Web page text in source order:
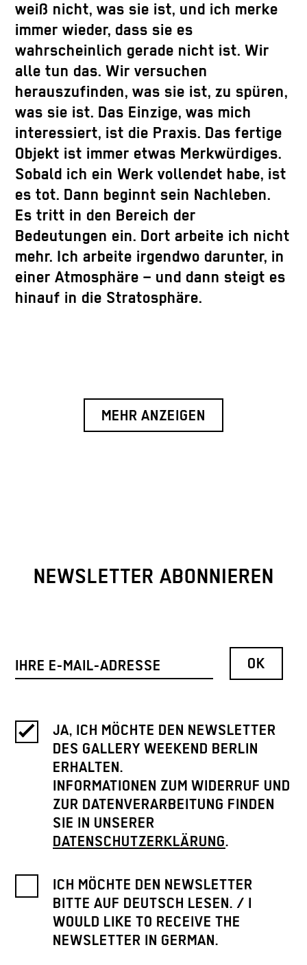
weiß nicht, was sie ist, und ich merke
immer wieder, dass sie es
wahrscheinlich gerade nicht ist. Wir
alle tun das. Wir versuchen
herauszufinden, was sie ist, zu spüren,
was sie ist. Das Einzige, was mich
interessiert, ist die Praxis. Das fertige
Objekt ist immer etwas Merkwürdiges.
Sobald ich ein Werk vollendet habe, ist
es tot. Dann beginnt sein Nachleben.
Es tritt in den Bereich der
Bedeutungen ein. Dort arbeite ich nicht
mehr. Ich arbeite irgendwo darunter, in
einer Atmosphäre – und dann steigt es
hinauf in die Stratosphäre.
MEHR ANZEIGEN
NEWSLETTER ABONNIEREN
JA, ICH MÖCHTE DEN NEWSLETTER
DES GALLERY WEEKEND BERLIN
ERHALTEN.
INFORMATIONEN ZUM WIDERRUF UND
ZUR DATENVERARBEITUNG FINDEN
SIE IN UNSERER
DATENSCHUTZERKLÄRUNG.
ICH MÖCHTE DEN NEWSLETTER
BITTE AUF DEUTSCH LESEN. / I
WOULD LIKE TO RECEIVE THE
NEWSLETTER IN GERMAN.